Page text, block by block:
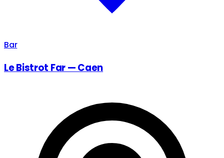
Bar
Le Bistrot Far — Caen